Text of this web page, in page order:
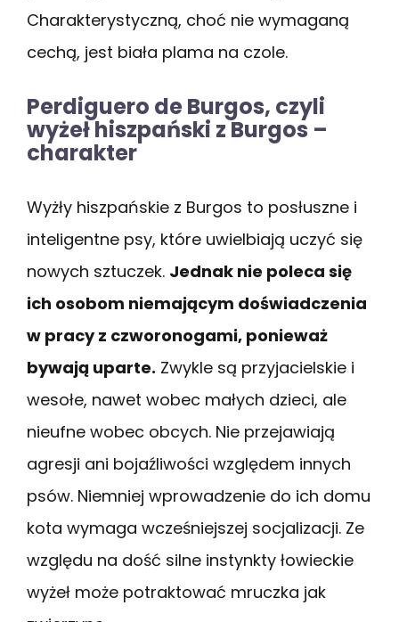
Charakterystyczną, choć nie wymaganą
cechą, jest biała plama na czole.
Perdiguero de Burgos, czyli
wyżeł hiszpański z Burgos –
charakter
Wyżły hiszpańskie z Burgos to posłuszne i
inteligentne psy, które uwielbiają uczyć się
nowych sztuczek. Jednak nie poleca się
ich osobom niemającym doświadczenia
w pracy z czworonogami, ponieważ
bywają uparte. Zwykle są przyjacielskie i
wesołe, nawet wobec małych dzieci, ale
nieufne wobec obcych. Nie przejawiają
agresji ani bojaźliwości względem innych
psów. Niemniej wprowadzenie do ich domu
kota wymaga wcześniejszej socjalizacji. Ze
względu na dość silne instynkty łowieckie
wyżeł może potraktować mruczka jak